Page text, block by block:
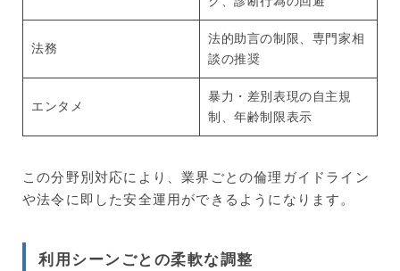
法務
法的助言の制限、専門家相
談の推奨
エンタメ
暴力・差別表現の自主規
制、年齢制限表示
この分野別対応により、業界ごとの倫理ガイドライン
や法令に即した安全運用ができるようになります。
利用シーンごとの柔軟な調整